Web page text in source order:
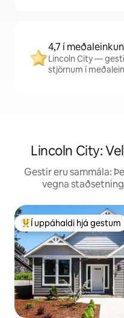
4,7 í
Lincoln City —
stjörnum í
Lincoln City:
Gestir eru sammála:
vegna
Í mestu uppáhaldi hjá
Í uppáhaldi hjá gestum